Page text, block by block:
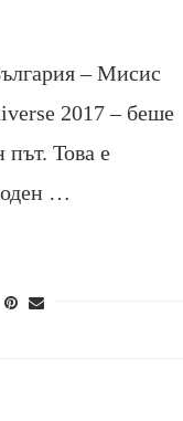
– Мисис
2017 – беше
път. Това е
…